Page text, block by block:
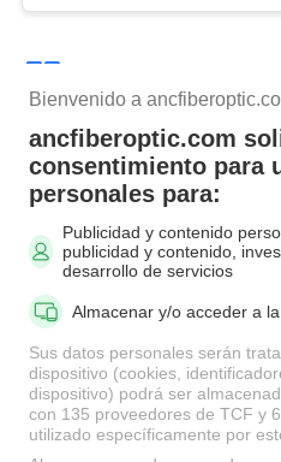
Mpo cable de fibra
óptica
Adaptadores de fibra
óptica
De fibra óptica
flexible de conexión
Bienvenido a
ancfiberoptic.com
consentimiento para
personales para:
Publicidad y contenido
publicidad y contenido,
desarrollo de servicios
Almacenar y/o acceder a
Sus datos personales serán
dispositivo (cookies,
dispositivo) podrá ser
con 135 proveedores de TCF y
utilizado específicamente por